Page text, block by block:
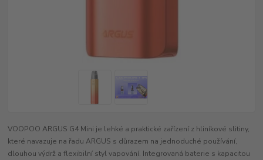
VOOPOO ARGUS G4 Mini je lehké a praktické zařízení z hliníkové slitiny,
které navazuje na řadu ARGUS s důrazem na jednoduché používání,
dlouhou výdrž a flexibilní styl vapování. Integrovaná baterie s kapacitou